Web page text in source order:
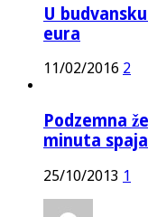
U
eura
11/02/2016 2
Podzemna
minuta
25/10/2013 1